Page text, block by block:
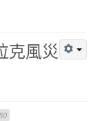
克風災